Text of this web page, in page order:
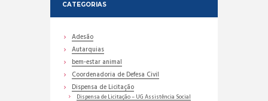
CATEGORIAS
Adesão
Autarquias
bem-estar animal
Coordenadoria de Defesa Civil
Dispensa de Licitação
Dispensa de Licitação – UG Assistência Social